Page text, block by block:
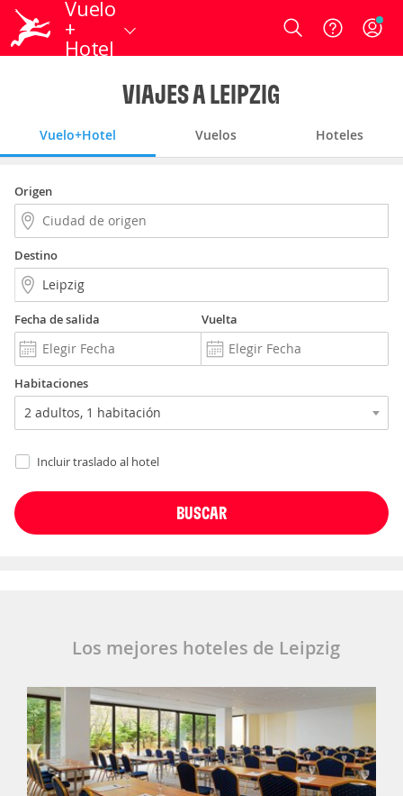
Vuelo
+
Hotel
Login
VIAJES A LEIPZIG
Vuelo+Hotel Vuelos Hoteles
Origen
Destino
Fecha de salida Vuelta
Habitaciones
Incluir traslado al hotel
Los mejores hoteles de Leipzig